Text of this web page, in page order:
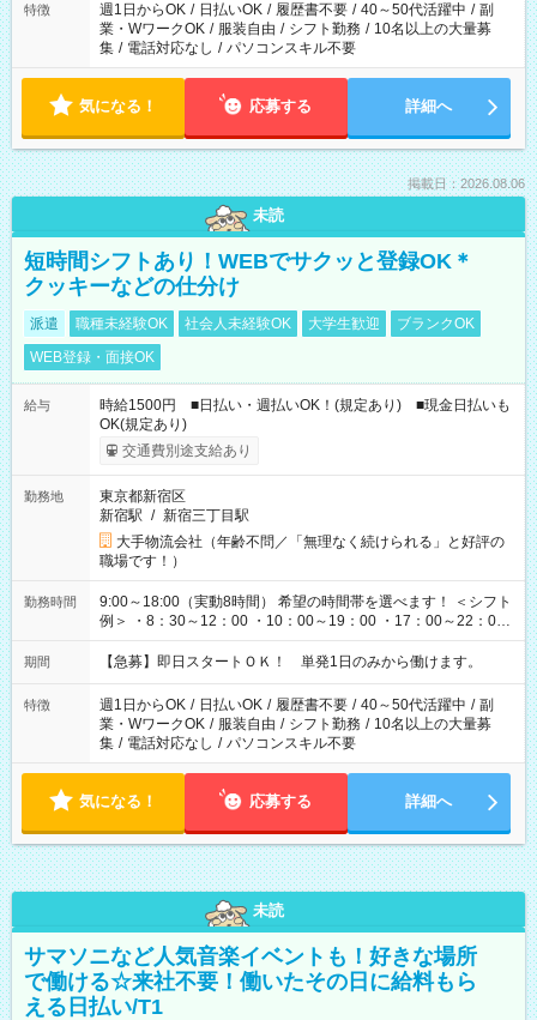
特徴 週1日からOK / 日払いOK / 履歴書不要 / 40～50代活躍中 / 副
業・WワークOK / 服装自由 / シフト勤務 / 10名以上の大量募
集 / 電話対応なし / パソコンスキル不要
気になる！ 応募する 詳細へ
掲載日：2026.08.06
未読
短時間シフトあり！WEBでサクッと登録OK＊
クッキーなどの仕分け
派遣 職種未経験OK 社会人未経験OK 大学生歓迎
ブランクOK
WEB登録・面接OK
給与
時給1500円 ■日払い・週払いOK！(規定あり) ■現金日払いも
OK(規定あり)
交通費別途支給あり
勤務地
東京都新宿区
新宿駅 / 新宿三丁目駅
大手物流会社（年齢不問／「無理なく続けられる」と好評の
職場です！）
勤務時間
9:00～18:00（実動8時間） 希望の時間帯を選べます！ ＜シフト
例＞ ・8：30～12：00 ・10：00～19：00 ・17：00～22：00
・13：00～22：00 ・22：00～翌6：00 など
期間 【急募】即日スタートＯＫ！ 単発1日のみから働けます。
特徴 週1日からOK / 日払いOK / 履歴書不要 / 40～50代活躍中 / 副
業・WワークOK / 服装自由 / シフト勤務 / 10名以上の大量募
集 / 電話対応なし / パソコンスキル不要
気になる！ 応募する 詳細へ
未読
サマソニなど人気音楽イベントも！好きな場所
で働ける☆来社不要！働いたその日に給料もら
える日払い/T1